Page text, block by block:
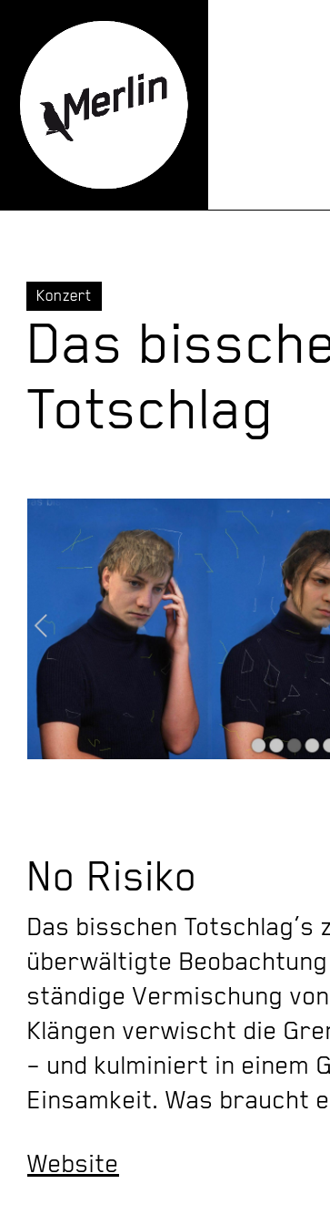
Konzert
Das
Totschlag
No Risiko
Das bisschen Totschlag’s
überwältigte
ständige Vermischung
Klängen verwischt die
– und kulminiert in einem
Einsamkeit. Was braucht
Website